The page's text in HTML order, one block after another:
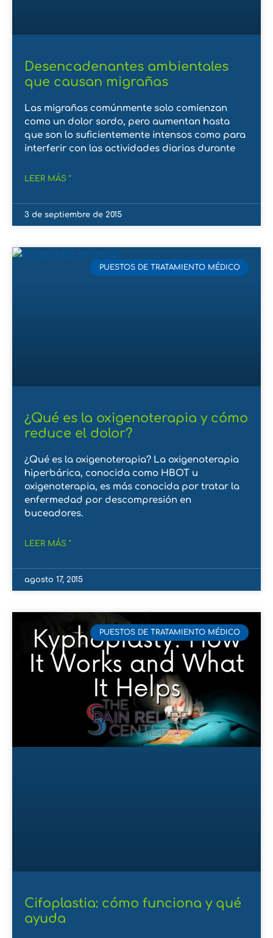
Desencadenantes ambientales
que causan migrañas
Las migrañas comúnmente solo comienzan
como un dolor sordo, pero aumentan hasta
que son lo suficientemente intensos como para
interferir con las actividades diarias durante
LEER MÁS "
3 de septiembre de 2015
PUESTOS DE TRATAMIENTO MÉDICO
¿Qué es la oxigenoterapia y cómo
reduce el dolor?
¿Qué es la oxigenoterapia? La oxigenoterapia
hiperbárica, conocida como HBOT u
oxigenoterapia, es más conocida por tratar la
enfermedad por descompresión en
buceadores.
LEER MÁS "
agosto 17, 2015
PUESTOS DE TRATAMIENTO MÉDICO
Cifoplastia: cómo funciona y qué
ayuda